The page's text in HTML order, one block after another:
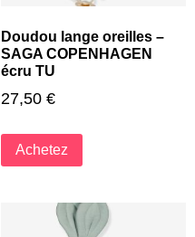
Doudou lange oreilles –
SAGA COPENHAGEN
écru TU
27,50 €
Achetez